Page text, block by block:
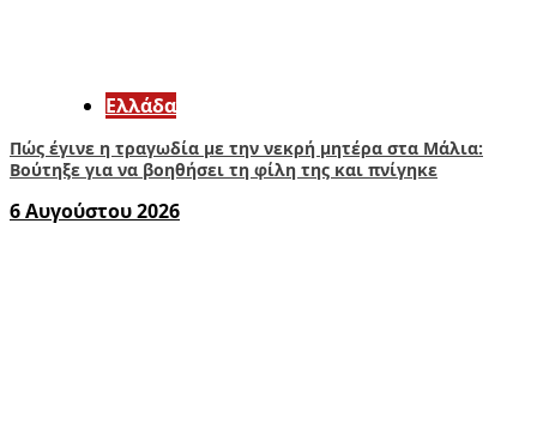
Ελλάδα
Πώς έγινε η τραγωδία με την νεκρή μητέρα στα Μάλια:
Βούτηξε για να βοηθήσει τη φίλη της και πνίγηκε
6 Αυγούστου 2026